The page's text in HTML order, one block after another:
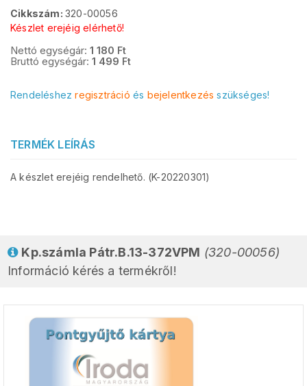
Cikkszám: 320-00056
Készlet erejéig elérhető!
Nettó egységár: 1 180 Ft
Bruttó egységár: 1 499 Ft
Rendeléshezregisztráció és bejelentkezés szükséges!
TERMÉK LEÍRÁS
A készlet erejéig rendelhető. (K-20220301)
Kp.számla Pátr.B.13-372VPM (320-00056)
Információ kérés a termékről!